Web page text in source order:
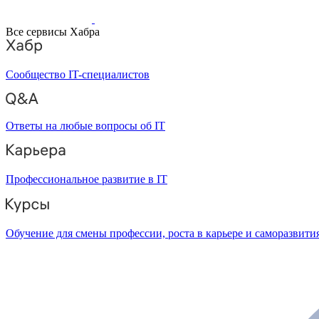
Все сервисы Хабра
Сообщество IT-специалистов
Ответы на любые вопросы об IT
Профессиональное развитие в IT
Обучение для смены профессии, роста в карьере и